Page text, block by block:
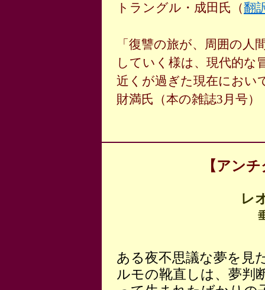
トラングル・成田氏（翻
「復讐の旅が、周囲の
していく様は、現代的な
近くが過ぎた現在にお
財満氏（本の雑誌3月号）
【アン
レ
ある夜不思議な夢を見
ルモの靴直しは、夢判